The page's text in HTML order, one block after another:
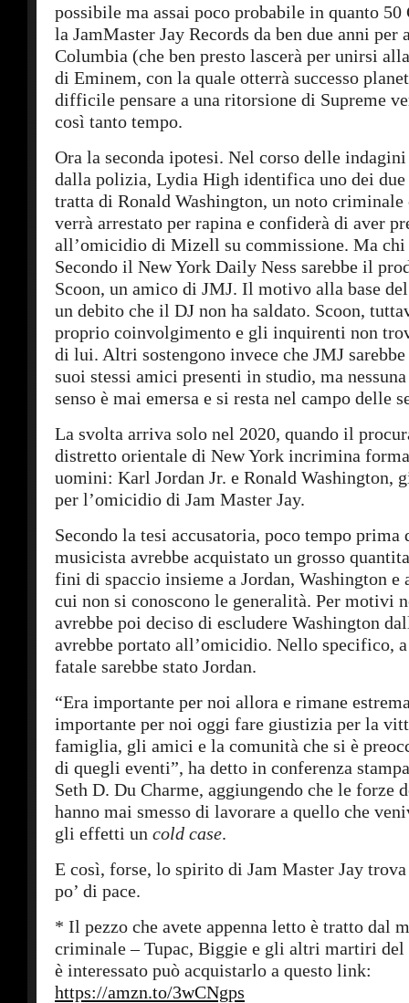
possibile ma assai poco probabile in quanto 50
la JamMaster Jay Records da ben due anni per
Columbia (che ben presto lascerà per unirsi
di Eminem, con la quale otterrà successo
difficile pensare a una ritorsione di Supreme
così tanto tempo.
Ora la seconda ipotesi. Nel corso delle
dalla polizia, Lydia High identifica uno dei
tratta di Ronald Washington, un noto criminale
verrà arrestato per rapina e confiderà di aver
all’omicidio di Mizell su commissione. Ma chi
Secondo il New York Daily Ness sarebbe il
Scoon, un amico di JMJ. Il motivo alla base
un debito che il DJ non ha saldato. Scoon,
proprio coinvolgimento e gli inquirenti non
di lui. Altri sostengono invece che JMJ
suoi stessi amici presenti in studio, ma
senso è mai emersa e si resta nel campo delle
La svolta arriva solo nel 2020, quando il
distretto orientale di New York incrimina
uomini: Karl Jordan Jr. e Ronald Washington,
per l’omicidio di Jam Master Jay.
Secondo la tesi accusatoria, poco tempo prima
musicista avrebbe acquistato un grosso
fini di spaccio insieme a Jordan, Washington e
cui non si conoscono le generalità. Per motivi
avrebbe poi deciso di escludere Washington
avrebbe portato all’omicidio. Nello specifico,
fatale sarebbe stato Jordan.
“Era importante per noi allora e rimane
importante per noi oggi fare giustizia per la
famiglia, gli amici e la comunità che si è
di quegli eventi”, ha detto in conferenza
Seth D. Du Charme, aggiungendo che le forze
hanno mai smesso di lavorare a quello che
gli effetti un cold case.
E così, forse, lo spirito di Jam Master Jay
po’ di pace.
* Il pezzo che avete appenna letto è tratto dal
criminale – Tupac, Biggie e gli altri martiri del
è interessato può acquistarlo a questo link:
https://amzn.to/3wCNgps